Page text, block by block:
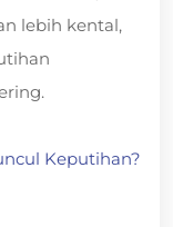
lebih kental,
Keputihan?